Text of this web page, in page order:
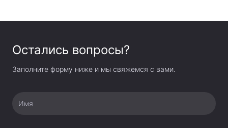
Остались вопросы?
Заполните форму ниже и мы свяжемся с вами.
Имя